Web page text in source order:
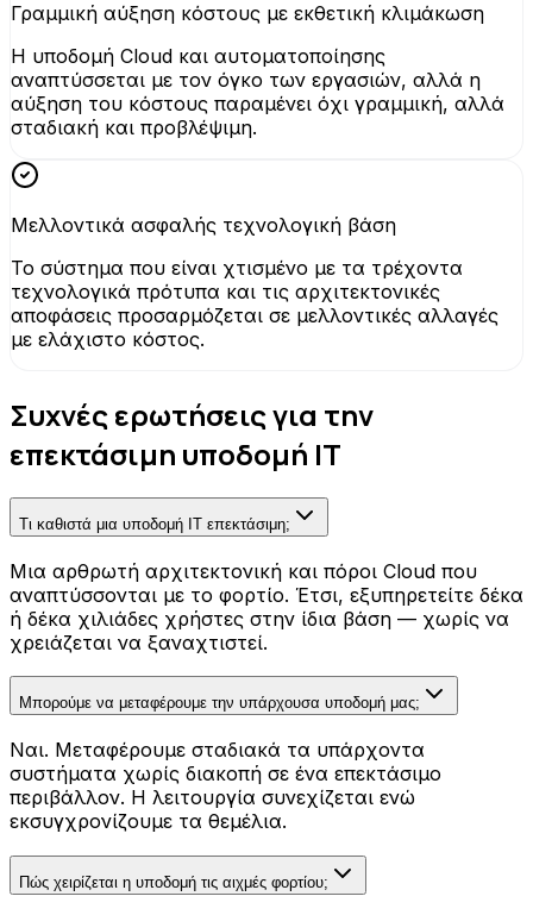
Γραμμική αύξηση κόστους με εκθετική κλιμάκωση
Η υποδομή Cloud και αυτοματοποίησης
αναπτύσσεται με τον όγκο των εργασιών, αλλά η
αύξηση του κόστους παραμένει όχι γραμμική, αλλά
σταδιακή και προβλέψιμη.
Μελλοντικά ασφαλής τεχνολογική βάση
Το σύστημα που είναι χτισμένο με τα τρέχοντα
τεχνολογικά πρότυπα και τις αρχιτεκτονικές
αποφάσεις προσαρμόζεται σε μελλοντικές αλλαγές
με ελάχιστο κόστος.
Συχνές ερωτήσεις για την
επεκτάσιμη υποδομή IT
Τι καθιστά μια υποδομή IT επεκτάσιμη;
Μια αρθρωτή αρχιτεκτονική και πόροι Cloud που
αναπτύσσονται με το φορτίο. Έτσι, εξυπηρετείτε δέκα
ή δέκα χιλιάδες χρήστες στην ίδια βάση — χωρίς να
χρειάζεται να ξαναχτιστεί.
Μπορούμε να μεταφέρουμε την υπάρχουσα υποδομή μας;
Ναι. Μεταφέρουμε σταδιακά τα υπάρχοντα
συστήματα χωρίς διακοπή σε ένα επεκτάσιμο
περιβάλλον. Η λειτουργία συνεχίζεται ενώ
εκσυγχρονίζουμε τα θεμέλια.
Πώς χειρίζεται η υποδομή τις αιχμές φορτίου;